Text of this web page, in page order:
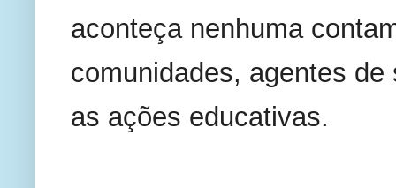
aconteça nenhuma
comunidades, agentes
as ações educativas.